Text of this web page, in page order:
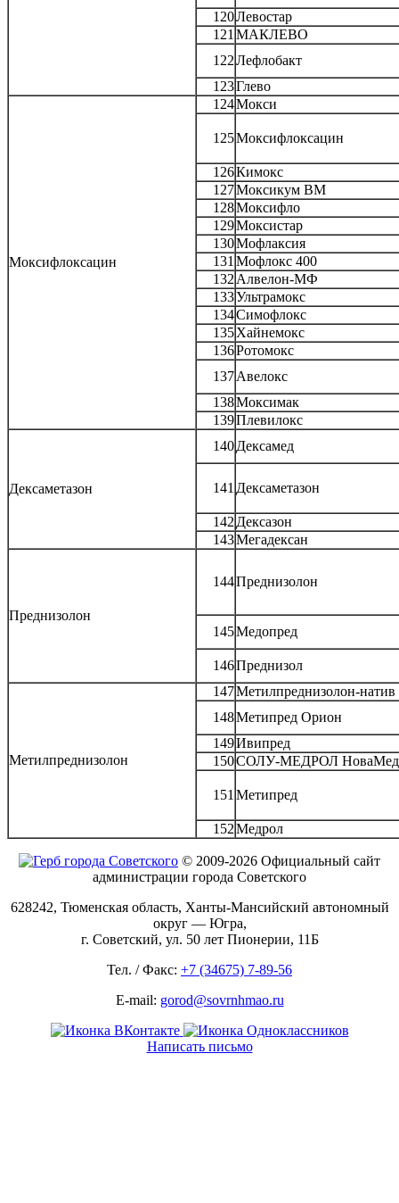
120Левостар
121 МАКЛЕВО
122Лефлобакт
123Глево
Моксифлоксацин
124Мокси
125Моксифлоксацин
126Кимокс
127Моксикум ВМ
128Моксифло
129Моксистар
130Мофлаксия
131 Мофлокс 400
132 Алвелон-МФ
133Ультрамокс
134Симофлокс
135Хайнемокс
136Ротомокс
137Авелокс
138Моксимак
139Плевилокс
Дексаметазон
140Дексамед
141 Дексаметазон
142 Дексазон
143Мегадексан
Преднизолон
144Преднизолон
145Медопред
146Преднизол
Метилпреднизолон
147Метилпреднизолон-натив
148Метипред Орион
149Ивипред
150СОЛУ-МЕДРОЛ
151 Метипред
152Медрол
© 2009-2026 Официальный сайт
администрации города Советского
628242, Тюменская область, Ханты-Мансийский автономный
округ — Югра,
г. Советский, ул. 50 лет Пионерии, 11Б
Тел. / Факс: +7 (34675) 7-89-56
E-mail: gorod@sovrnhmao.ru
Написать письмо